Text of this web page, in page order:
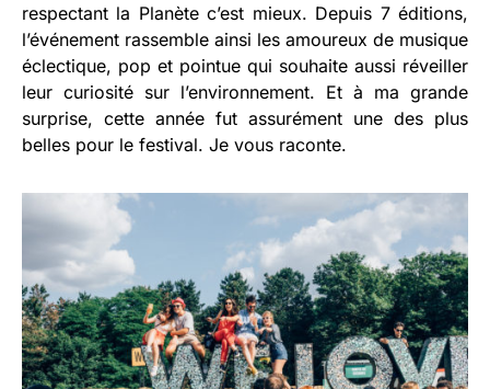
respectant la Planète c’est mieux. Depuis 7 éditions,
l’événement rassemble ainsi les amoureux de musique
éclectique, pop et pointue qui souhaite aussi réveiller
leur curiosité sur l’environnement. Et à ma grande
surprise, cette année fut assurément une des plus
belles pour le festival. Je vous raconte.